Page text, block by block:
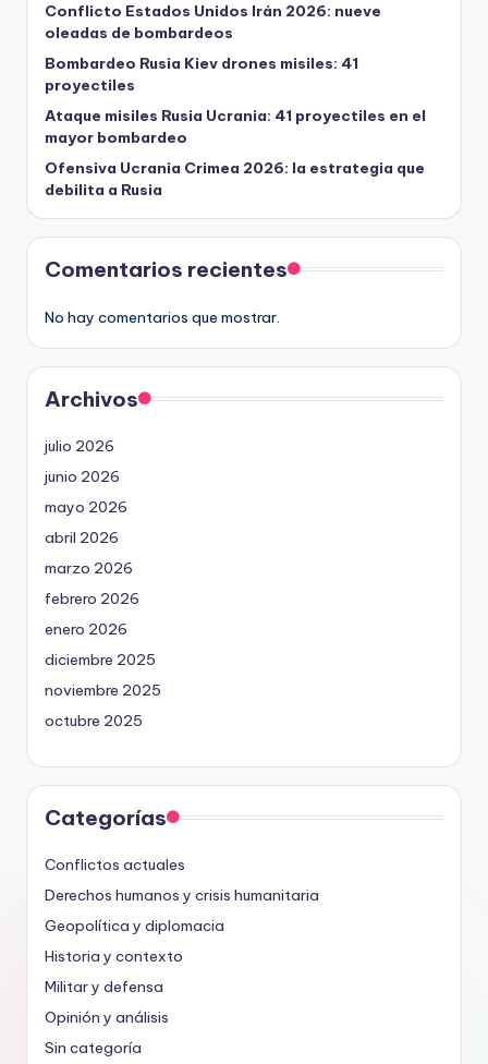
Conflicto Estados Unidos Irán 2026: nueve
oleadas de bombardeos
Bombardeo Rusia Kiev drones misiles: 41
proyectiles
Ataque misiles Rusia Ucrania: 41 proyectiles en el
mayor bombardeo
Ofensiva Ucrania Crimea 2026: la estrategia que
debilita a Rusia
Comentarios recientes
No hay comentarios que mostrar.
Archivos
julio 2026
junio 2026
mayo 2026
abril 2026
marzo 2026
febrero 2026
enero 2026
diciembre 2025
noviembre 2025
octubre 2025
Categorías
Conflictos actuales
Derechos humanos y crisis humanitaria
Geopolítica y diplomacia
Historia y contexto
Militar y defensa
Opinión y análisis
Sin categoría